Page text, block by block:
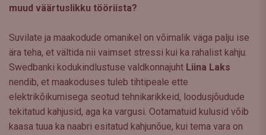
muud väärtuslikku tööriista?
Suvilate ja maakodude omanikel on võimalik väga palju ise
ära teha, et vältida nii vaimset stressi kui ka rahalist kahju.
Swedbanki kodukindlustuse valdkonnajuht Liina Laks
nendib, et maakoduses tuleb tihtipeale ette
elektrikõikumisega seotud tehnikarikkeid, loodusjõudude
tekitatud kahjusid, aga ka vargusi. Ootamatuid kulusid võib
kaasa tuua ka naabri esitatud kahjunõue, kui tema vara on